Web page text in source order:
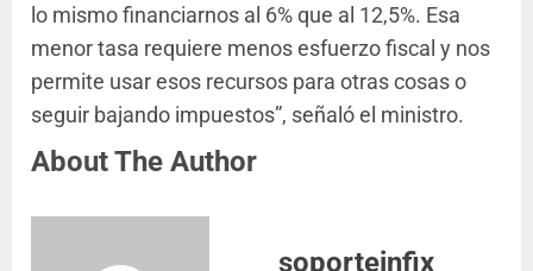
lo mismo financiarnos al 6% que al 12,5%. Esa
menor tasa requiere menos esfuerzo fiscal y nos
permite usar esos recursos para otras cosas o
seguir bajando impuestos”, señaló el ministro.
About The Author
soporteinfix